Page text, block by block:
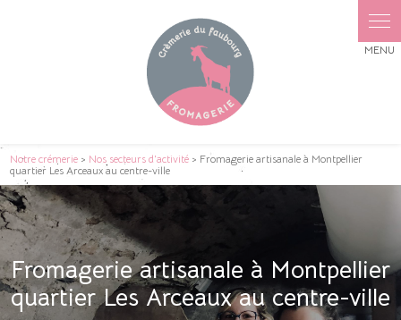
Notre crémerie > Nos secteurs d'activité > Fromagerie artisanale à Montpellier
quartier Les Arceaux au centre-ville
Fromagerie artisanale à Montpellier
quartier Les Arceaux au centre-ville